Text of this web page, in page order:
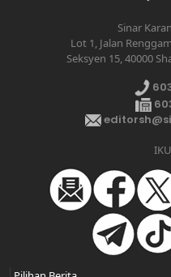
Sinar
Lot 1, Jalan
Seksyen 15, 40000